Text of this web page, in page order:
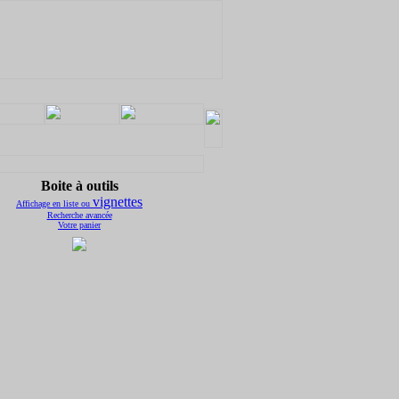
Boite à outils
Affichage en liste ou vignettes
Recherche avancée
Votre panier